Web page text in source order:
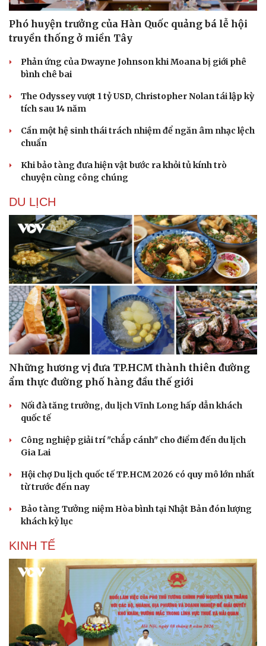
Văn hóa
Sân khấu - Điện ảnh
Văn học
Âm nhạc
Di sản
Giải trí
Nghệ sĩ
Thời trang
Sao Việt
Phó huyện trưởng của Hàn Quốc quảng bá lễ hội
truyền thống ở miền Tây
Phản ứng của Dwayne Johnson khi Moana bị giới phê
bình chê bai
The Odyssey vượt 1 tỷ USD, Christopher Nolan tái lập kỳ
tích sau 14 năm
Cần một hệ sinh thái trách nhiệm để ngăn âm nhạc lệch
chuẩn
Khi bảo tàng đưa hiện vật bước ra khỏi tủ kính trò
chuyện cùng công chúng
DU LỊCH
Những hương vị đưa TP.HCM thành thiên đường
ẩm thực đường phố hàng đầu thế giới
Nối đà tăng trưởng, du lịch Vĩnh Long hấp dẫn khách
quốc tế
Công nghiệp giải trí "chắp cánh" cho điểm đến du lịch
Gia Lai
Hội chợ Du lịch quốc tế TP.HCM 2026 có quy mô lớn nhất
từ trước đến nay
Bảo tàng Tưởng niệm Hòa bình tại Nhật Bản đón lượng
khách kỷ lục
KINH TẾ